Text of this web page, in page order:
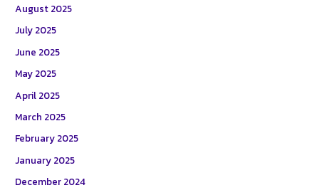
August 2025
July 2025
June 2025
May 2025
April 2025
March 2025
February 2025
January 2025
December 2024